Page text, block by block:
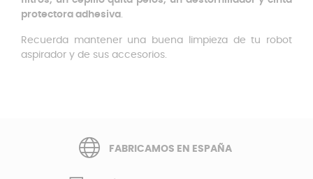
protectora adhesiva.
Recuerda mantener una buena limpieza de tu robot
aspirador y de sus accesorios.
FABRICAMOS EN ESPAÑA